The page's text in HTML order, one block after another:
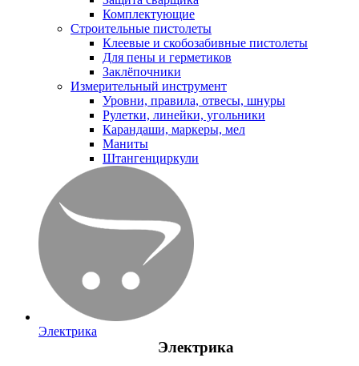
Комплектующие
Строительные пистолеты
Клеевые и скобозабивные пистолеты
Для пены и герметиков
Заклёпочники
Измерительный инструмент
Уровни, правила, отвесы, шнуры
Рулетки, линейки, угольники
Карандаши, маркеры, мел
Маниты
Штангенциркули
Электрика
Электрика